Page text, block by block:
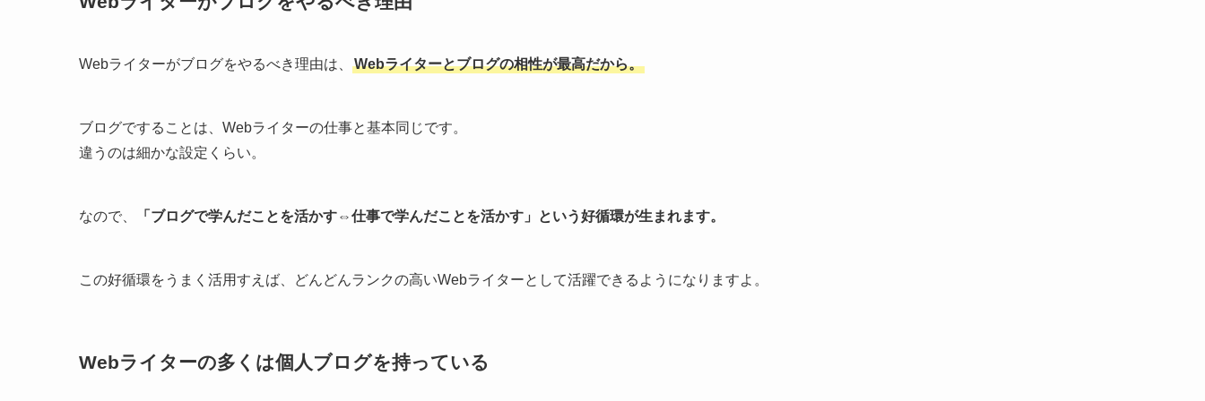
Webライターがブログをやるべき理由は、 Webライターとブログの相性が最高だから。
ブログですることは、Webライターの仕事と基本同じです。
違うのは細かな設定くらい。
なので、 「ブログで学んだことを活かす⇔仕事で学んだことを活かす」という好循環が生まれます。
この好循環をうまく活用すえば、どんどんランクの高いWebライターとして活躍できるようになりますよ。
Webライターの多くは個人ブログを持っている